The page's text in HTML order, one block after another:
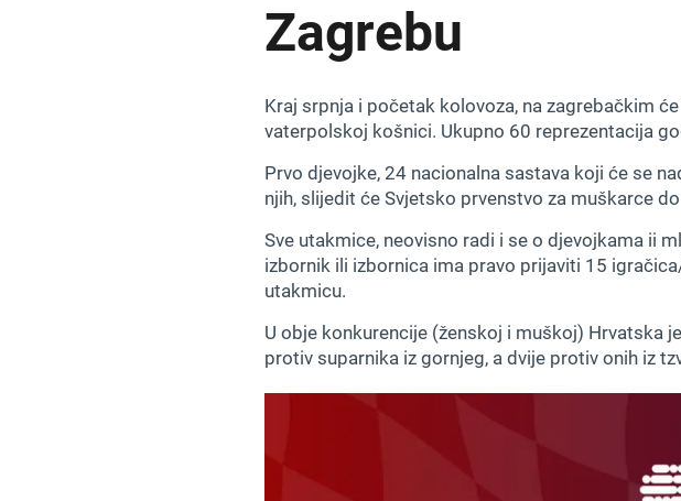
Zagrebu
Kraj srpnja i početak kolovoza, na zagrebačkim
vaterpolskoj košnici. Ukupno 60 reprezentacija
Prvo djevojke, 24 nacionalna sastava koji će se
njih, slijedit će Svjetsko prvenstvo za muškarce
Sve utakmice, neovisno radi i se o djevojkama ii
izbornik ili izbornica ima pravo prijaviti 15
utakmicu.
U obje konkurencije (ženskoj i muškoj) Hrvatska
protiv suparnika iz gornjeg, a dvije protiv onih iz